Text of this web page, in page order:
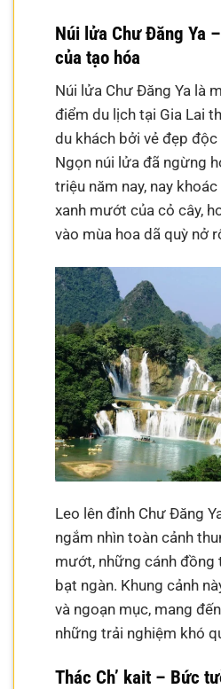
Núi lửa Chư Đăng Ya
của tạo hóa
Núi lửa Chư Đăng Ya là
điểm du lịch tại Gia Lai
du khách bởi vẻ đẹp độc
Ngọn núi lửa đã ngừng
triệu năm nay, nay
xanh mướt của cỏ cây,
vào mùa hoa dã quỳ nở
Leo lên đỉnh Chư Đăng
ngắm nhìn toàn cảnh
mướt, những cánh đồng
bạt ngàn. Khung cảnh
và ngoạn mục, mang
những trải nghiệm khó
Thác Ch’ kait – Bức